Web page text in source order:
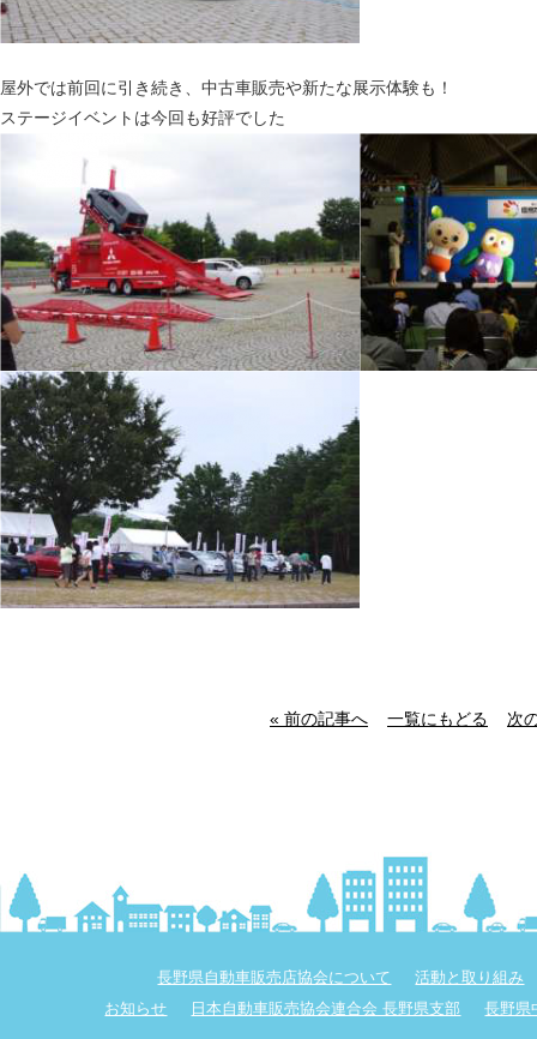
屋外では前回に引き続き、中古車販売や新たな展示体験も！
ステージイベントは今回も好評でした
« 前の記事へ 一覧にもどる 次
長野県自動車販売店協会について
活動と取り組み
お知らせ
日本自動車販売協会連合会 長野県支部 長野県